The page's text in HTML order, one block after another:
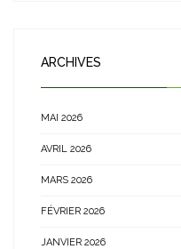
ARCHIVES
MAI 2026
AVRIL 2026
MARS 2026
FÉVRIER 2026
JANVIER 2026